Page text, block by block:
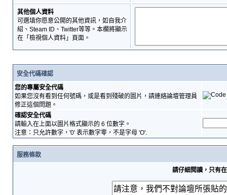
其他個人資料
可選填你愿意公開的其他資訊，如自我介
紹、Steam ID、Twitter等等。本欄將顯示
在「檢視個人資料」頁面。
安全代碼確認
您的專屬安全代碼
如果您沒有看到任何號碼，或是看到殘破的圖片，請連絡論壇管理員
修正這個問題。
確認安全代碼
請輸入在上面以圖片格式顯示的 6 位數字。
注意：只允許數字，'0' 表示數字零，不是字母 'O'.
服務條款
請仔細閱讀，只有